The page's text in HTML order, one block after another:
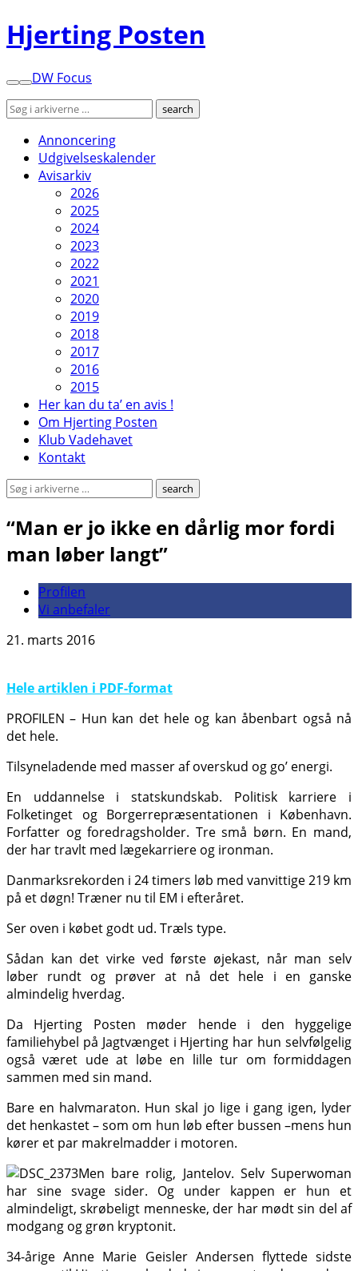
Hjerting Posten
DW Focus
Annoncering
Udgivelseskalender
Avisarkiv
2026
2025
2024
2023
2022
2021
2020
2019
2018
2017
2016
2015
Her kan du ta’ en avis !
Om Hjerting Posten
Klub Vadehavet
Kontakt
“Man er jo ikke en dårlig mor fordi
man løber langt”
Profilen
Vi anbefaler
21. marts 2016
Hele artiklen i PDF-format
PROFILEN – Hun kan det hele og kan åbenbart også nå
det hele.
Tilsyneladende med masser af overskud og go’ energi.
En uddannelse i statskundskab. Politisk karriere i
Folketinget og Borgerrepræsentationen i København.
Forfatter og foredragsholder. Tre små børn. En mand,
der har travlt med lægekarriere og ironman.
Danmarksrekorden i 24 timers løb med vanvittige 219 km
på et døgn! Træner nu til EM i efteråret.
Ser oven i købet godt ud. Træls type.
Sådan kan det virke ved første øjekast, når man selv
løber rundt og prøver at nå det hele i en ganske
almindelig hverdag.
Da Hjerting Posten møder hende i den hyggelige
familiehybel på Jagtvænget i Hjerting har hun selvfølgelig
også været ude at løbe en lille tur om formiddagen
sammen med sin mand.
Bare en halvmaraton. Hun skal jo lige i gang igen, lyder
det henkastet – som om hun løb efter bussen –mens hun
kører et par makrelmadder i motoren.
Men bare rolig, Jantelov. Selv Superwoman
har sine svage sider. Og under kappen er hun et
almindeligt, skrøbeligt menneske, der har mødt sin del af
modgang og grøn kryptonit.
34-årige Anne Marie Geisler Andersen flyttede sidste